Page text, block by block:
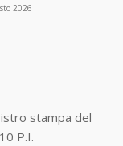
2026
stampa del
P.I.